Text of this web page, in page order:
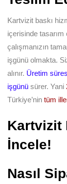
Kartvizit baskı
içerisinde tasarım
çalışmanızın
işgünü olmakta.
alınır. Üretim
işgünü sürer. Yani
Türkiye’nin tüm
Kartvizit
İncele!
Nasıl